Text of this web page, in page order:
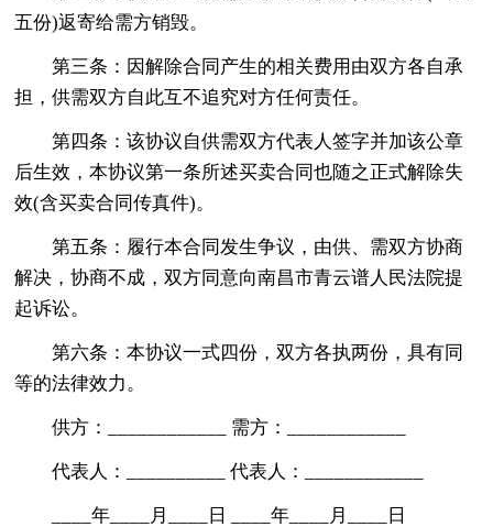
五份)返寄给需方销毁。
第三条：因解除合同产生的相关费用由双方各自承
担，供需双方自此互不追究对方任何责任。
第四条：该协议自供需双方代表人签字并加该公章
后生效，本协议第一条所述买卖合同也随之正式解除失
效(含买卖合同传真件)。
第五条：履行本合同发生争议，由供、需双方协商
解决，协商不成，双方同意向南昌市青云谱人民法院提
起诉讼。
第六条：本协议一式四份，双方各执两份，具有同
等的法律效力。
供方：____________ 需方：____________
代表人：__________ 代表人：____________
____年____月____日 ____年____月____日